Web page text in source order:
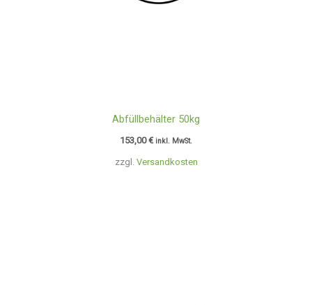
zzgl. Versandkosten
Abfüllbehälter 50kg
153,00€ inkl. MwSt.